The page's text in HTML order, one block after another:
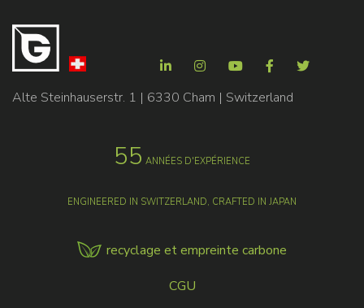
Alte Steinhauserstr. 1 | 6330 Cham | Switzerland
55 ANNÉES D'EXPÉRIENCE
ENGINEERED IN SWITZERLAND, CRAFTED IN JAPAN
recyclage et empreinte carbone
CGU